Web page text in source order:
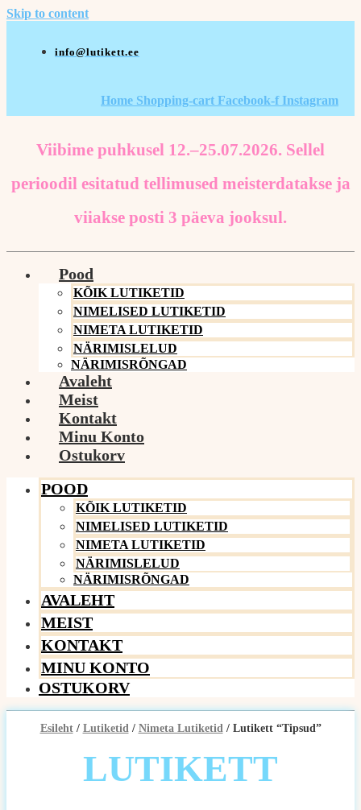
Skip to content
info@lutikett.ee
Home Shopping-cart Facebook-f Instagram
Viibime puhkusel 12.–25.07.2026. Sellel
perioodil esitatud tellimused meisterdatakse ja
viiakse posti 3 päeva jooksul.
Pood
KÕIK LUTIKETID
NIMELISED LUTIKETID
NIMETA LUTIKETID
NÄRIMISLELUD
NÄRIMISRÕNGAD
Avaleht
Meist
Kontakt
Minu Konto
Ostukorv
POOD
KÕIK LUTIKETID
NIMELISED LUTIKETID
NIMETA LUTIKETID
NÄRIMISLELUD
NÄRIMISRÕNGAD
AVALEHT
MEIST
KONTAKT
MINU KONTO
OSTUKORV
Esileht/ Lutiketid/ Nimeta Lutiketid/ Lutikett “Tipsud”
LUTIKETT